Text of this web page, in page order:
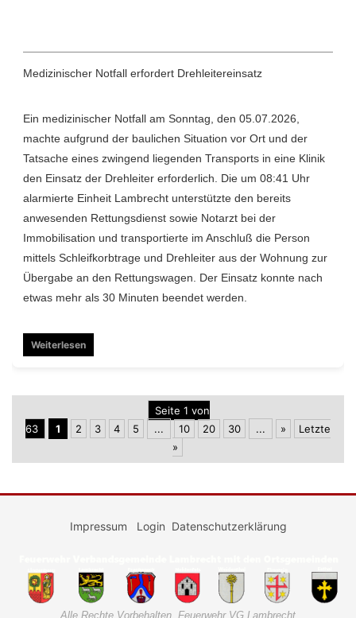
Medizinischer Notfall erfordert Drehleitereinsatz
Ein medizinischer Notfall am Sonntag, den 05.07.2026,
machte aufgrund der baulichen Situation vor Ort und der
Tatsache eines zwingend liegenden Transports in eine Klinik
den Einsatz der Drehleiter erforderlich. Die um 08:41 Uhr
alarmierte Einheit Lambrecht unterstützte den bereits
anwesenden Rettungsdienst sowie Notarzt bei der
Immobilisation und transportierte im Anschluß die Person
mittels Schleifkorbtrage und Drehleiter aus der Wohnung zur
Übergabe an den Rettungswagen. Der Einsatz konnte nach
etwas mehr als 30 Minuten beendet werden.
Weiterlesen
Seite 1 von
63
1 2 3 4 5 ... 10 20 30 ... »
Letzte
»
Impressum Login Datenschutzerklärung
Alle Rechte Vorbehalten. Feuerwehr VG Lambrecht